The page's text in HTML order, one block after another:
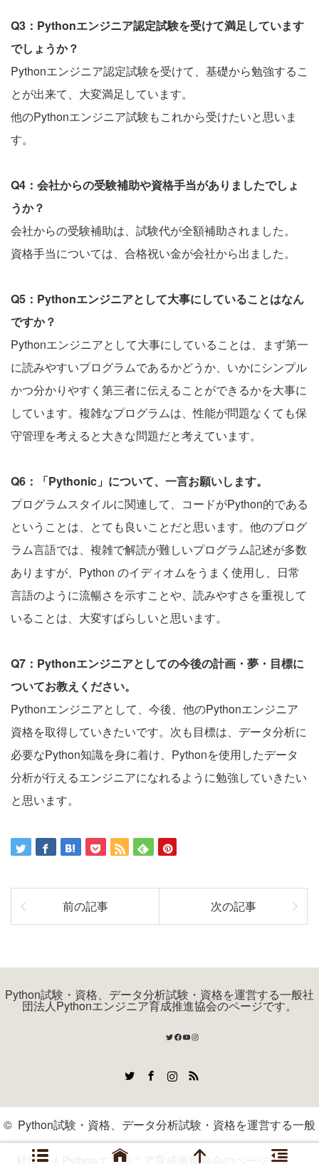
Q3：Pythonエンジニア認定試験を受けて満足しています
でしょうか？
Pythonエンジニア認定試験を受けて、基礎から勉強するこ
とが出来て、大変満足しています。
他のPythonエンジニア試験もこれから受けたいと思いま
す。
Q4：会社からの受験補助や資格手当がありましたでしょ
うか？
会社からの受験補助は、試験代が全額補助されました。
資格手当については、合格祝い金が会社から出ました。
Q5：Pythonエンジニアとして大事にしていることはなん
ですか？
Pythonエンジニアとして大事にしていることは、まず第一
に読みやすいプログラムであるかどうか、いかにシンプル
かつ分かりやすく第三者に伝えることができるかを大事に
しています。複雑なプログラムは、性能が問題なくても保
守管理を考えると大きな問題だと考えています。
Q6：「Pythonic」について、一言お願いします。
プログラムスタイルに関連して、コードがPython的である
ということは、とても良いことだと思います。他のプログ
ラム言語では、複雑で解読が難しいプログラム記述が多数
ありますが、Python のイディオムをうまく使用し、日常
言語のように流暢さを示すことや、読みやすさを重視して
いることは、大変すばらしいと思います。
Q7：Pythonエンジニアとしての今後の計画・夢・目標に
ついてお教えください。
Pythonエンジニアとして、今後、他のPythonエンジニア
資格を取得していきたいです。次も目標は、データ分析に
必要なPython知識を身に着け、Pythonを使用したデータ
分析が行えるエンジニアになれるように勉強していきたい
と思います。
前の記事 次の記事
Python試験・資格、データ分析試験・資格を運営する一般社
団法人Pythonエンジニア育成推進協会のページです。
Twitter
Facebook
YouTube
Instagram
RSS
© Python試験・資格、データ分析試験・資格を運営する一般
社団法人Pythonエンジニア育成推進協会のページです。